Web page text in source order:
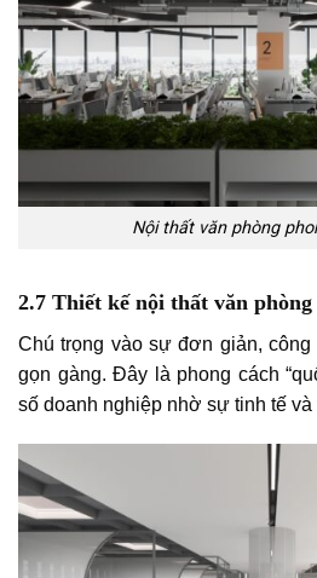
Nội thất văn phòng
2.7 Thiết kế nội thất văn
Chú trọng vào sự đơn giản,
gọn gàng. Đây là phong cách
số doanh nghiệp nhờ sự tinh tế